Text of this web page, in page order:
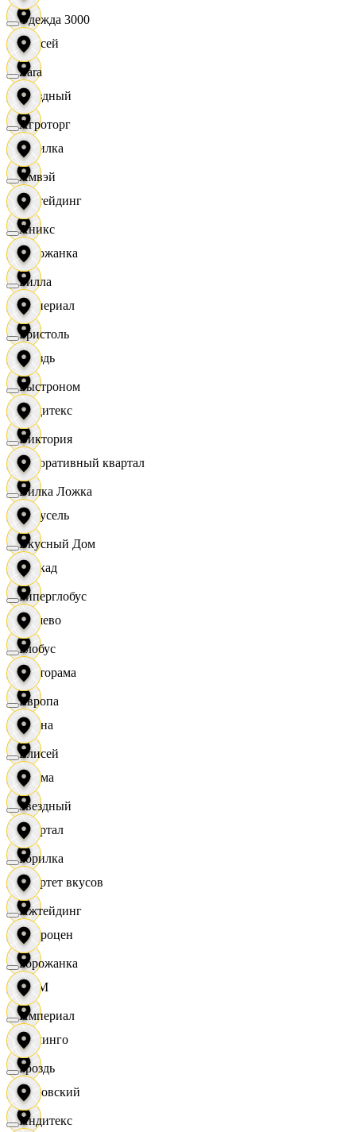
Елисей
Звездный
Горилка
Ижтейдинг
Горожанка
Империал
Гроздь
Индитекс
Декоративный квартал
Карусель
Каскад
Дёшево
Касторама
Диана
Дисма
Квартал
Квартет вкусов
Доброцен
ДОМ
Доминго
Кировский
Одежда 3000
Zara
Агроторг
Амвэй
Аникс
Билла
Бристоль
Быстроном
Виктория
Вилка Ложка
Вкусный Дом
Гиперглобус
Глобус
Европа
Елисей
Звездный
Горилка
Ижтейдинг
Горожанка
Империал
Гроздь
Индитекс